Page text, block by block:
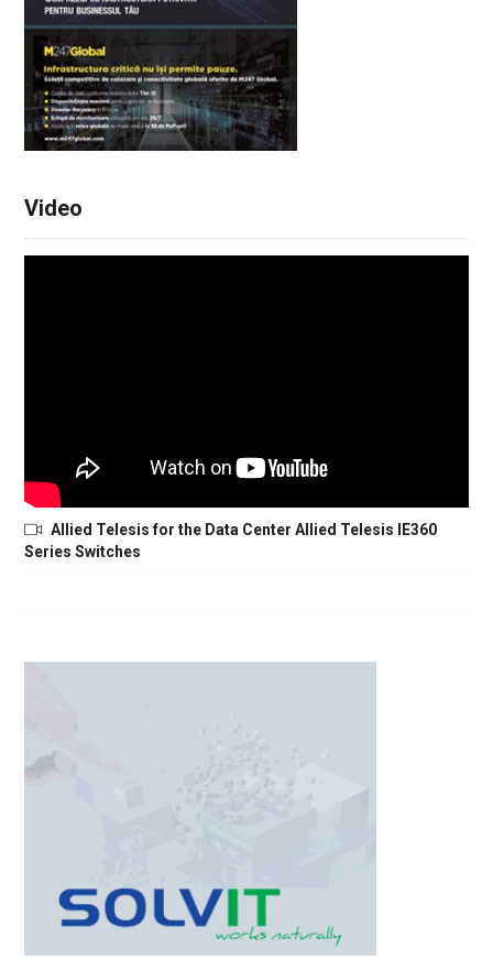
Video
Allied Telesis for the Data Center Allied Telesis IE360
Series Switches